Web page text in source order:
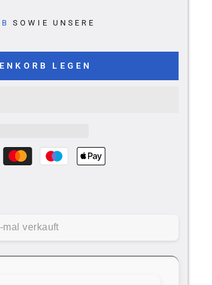
SOWIE UNSERE
LEGEN
-mal verkauft